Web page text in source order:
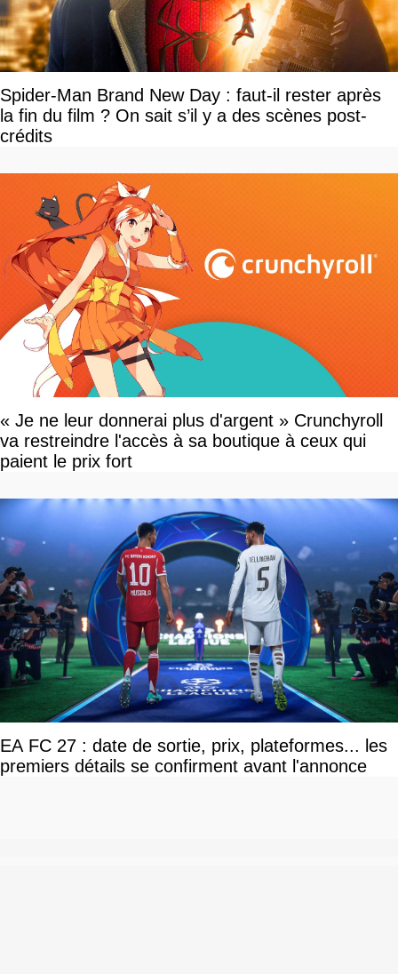
Spider-Man Brand New Day : faut-il rester après
la fin du film ? On sait s’il y a des scènes post-
crédits
« Je ne leur donnerai plus d'argent » Crunchyroll
va restreindre l'accès à sa boutique à ceux qui
paient le prix fort
EA FC 27 : date de sortie, prix, plateformes... les
premiers détails se confirment avant l'annonce